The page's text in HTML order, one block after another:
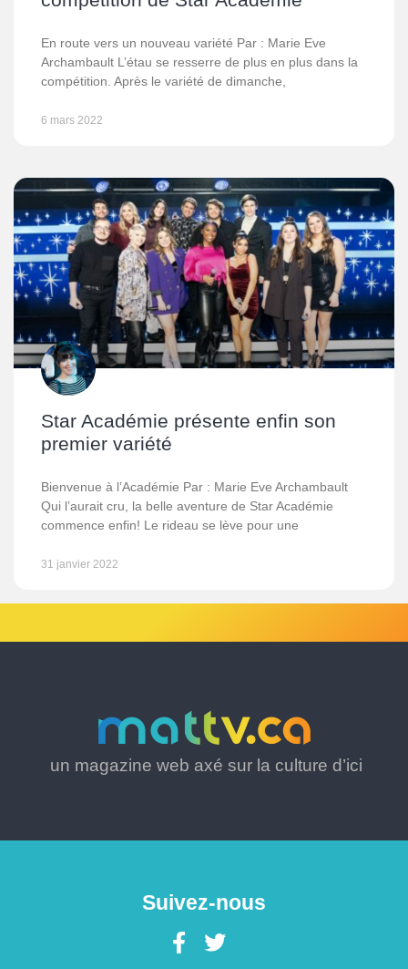
En route vers un nouveau variété Par : Marie Eve
Archambault L’étau se resserre de plus en plus dans la
compétition. Après le variété de dimanche,
6 mars 2022
Star Académie présente enfin son
premier variété
Bienvenue à l’Académie Par : Marie Eve Archambault
Qui l’aurait cru, la belle aventure de Star Académie
commence enfin! Le rideau se lève pour une
31 janvier 2022
un magazine web axé sur la culture d’ici
Suivez-nous